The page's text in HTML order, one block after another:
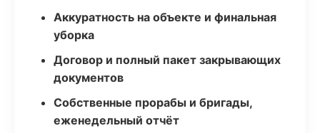
Аккуратность на объекте и финальная
уборка
Договор и полный пакет закрывающих
документов
Собственные прорабы и бригады,
еженедельный отчёт